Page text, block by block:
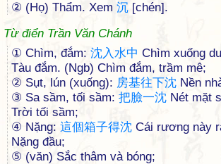
② (Họ) Thẩm. Xem 沉 [chén].
Từ điển Trần Văn Chánh
① Chìm, đắm: 沈入水中 Chìm xuống
Tàu đắm. (Ngb) Chìm đắm, trầm mê;
② Sụt, lún (xuống): 房基往下沈 Nền
③ Sa sầm, tối sầm: 把臉一沈 Nét mặt
Trời tối sầm;
④ Nặng: 這個箱子得沈 Cái rương này
Nặng đầu;
⑤ (văn) Sắc thâm và bóng;